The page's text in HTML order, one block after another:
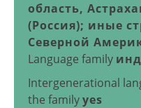
область,
(Россия); иные
Северной
Language family
Intergenerational
the familyyes